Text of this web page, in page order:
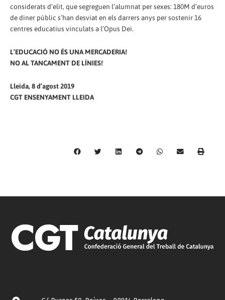
considerats d’elit, que segreguen l’alumnat per sexes: 180M d’euros
de diner públic s’han desviat en els darrers anys per sostenir 16
centres educatius vinculats a l’Opus Dei.
L’EDUCACIÓ NO ÉS UNA MERCADERIA!
NO AL TANCAMENT DE LÍNIES!
Lleida, 8 d’agost 2019
CGT ENSENYAMENT LLEIDA